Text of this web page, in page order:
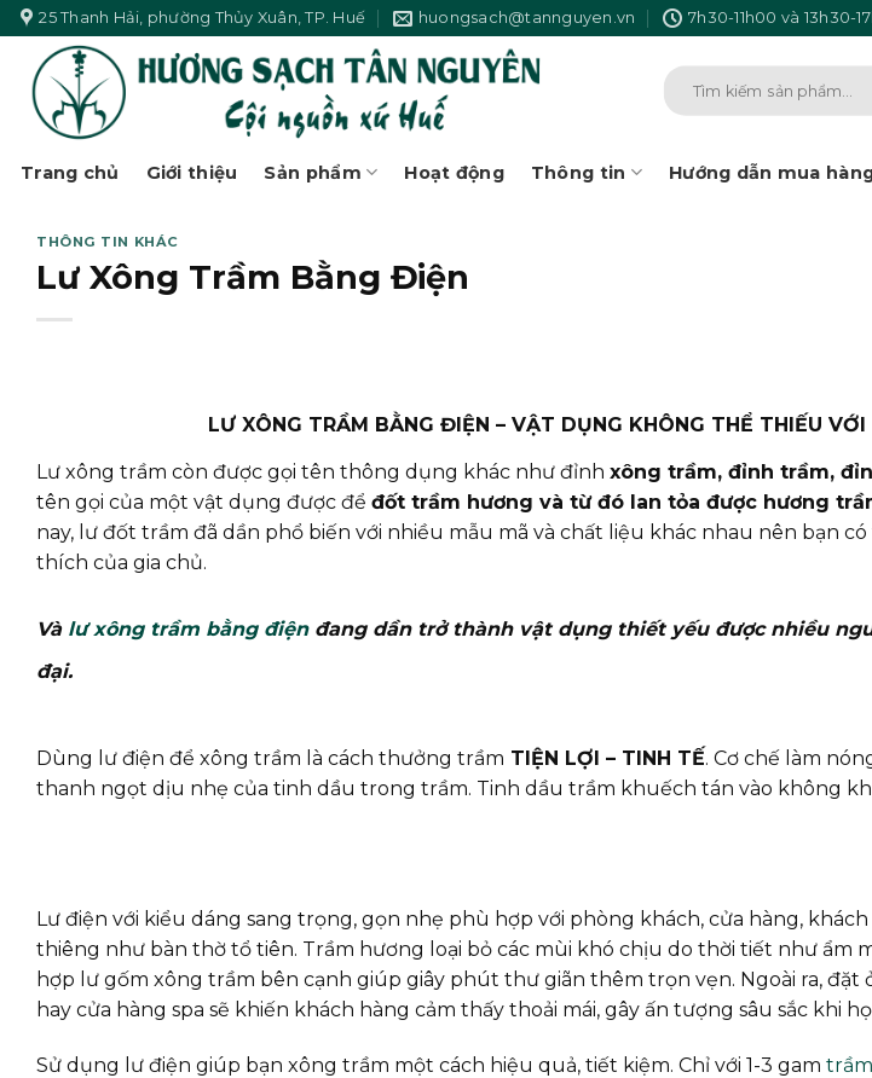
Skip
to
content
25 Thanh Hải, phường Thủy Xuân, TP. Huế huongsach@tannguyen.vn 7h30-11h00 và 13h30-
Trang chủ Giới thiệu Sản phẩm Hoạt động Thông tin Hướng dẫn mua
THÔNG TIN KHÁC
Lư Xông Trầm Bằng Điện
LƯ XÔNG TRẦM BẰNG ĐIỆN – VẬT DỤNG KHÔNG THỂ THIẾU
Lư xông trầm còn được gọi tên thông dụng khác như đỉnh xông trầm, đỉnh trầm,
tên gọi của một vật dụng được để đốt trầm hương và từ đó lan tỏa được hương
nay, lư đốt trầm đã dần phổ biến với nhiều mẫu mã và chất liệu khác nhau nên bạn
thích của gia chủ.
Và lư xông trầm bằng điệnđang dần trở thành vật dụng thiết yếu được nhiều
đại.
Dùng lư điện để xông trầm là cách thưởng trầm TIỆN LỢI – TINH TẾ. Cơ chế làm
thanh ngọt dịu nhẹ của tinh dầu trong trầm. Tinh dầu trầm khuếch tán vào không
Lư điện với kiểu dáng sang trọng, gọn nhẹ phù hợp với phòng khách, cửa hàng,
thiêng như bàn thờ tổ tiên. Trầm hương loại bỏ các mùi khó chịu do thời tiết như ẩm
hợp lư gốm xông trầm bên cạnh giúp giây phút thư giãn thêm trọn vẹn. Ngoài ra, đặt
hay cửa hàng spa sẽ khiến khách hàng cảm thấy thoải mái, gây ấn tượng sâu sắc khi
Sử dụng lư điện giúp bạn xông trầm một cách hiệu quả, tiết kiệm. Chỉ với 1-3 gam